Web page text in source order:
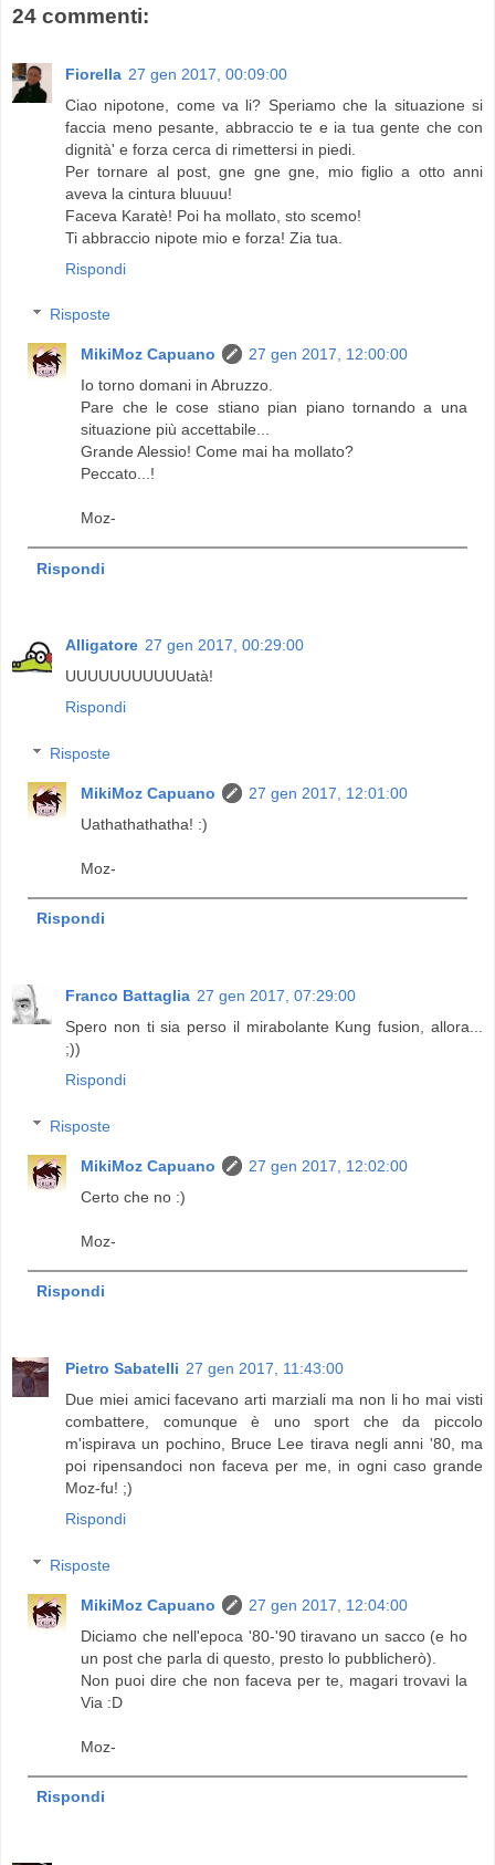
24 commenti:
Fiorella 27 gen 2017, 00:09:00
Ciao nipotone, come va li? Speriamo che la situazione si
faccia meno pesante, abbraccio te e ia tua gente che con
dignità' e forza cerca di rimettersi in piedi.
Per tornare al post, gne gne gne, mio figlio a otto anni
aveva la cintura bluuuu!
Faceva Karatè! Poi ha mollato, sto scemo!
Ti abbraccio nipote mio e forza! Zia tua.
Rispondi
Risposte
MikiMoz Capuano
27 gen 2017, 12:00:00
Io torno domani in Abruzzo.
Pare che le cose stiano pian piano tornando a una
situazione più accettabile...
Grande Alessio! Come mai ha mollato?
Peccato...!
Moz-
Rispondi
Alligatore 27 gen 2017, 00:29:00
UUUUUUUUUUUatà!
Rispondi
Risposte
MikiMoz Capuano
27 gen 2017, 12:01:00
Uathathathatha! :)
Moz-
Rispondi
Franco Battaglia 27 gen 2017, 07:29:00
Spero non ti sia perso il mirabolante Kung fusion, allora...
;))
Rispondi
Risposte
MikiMoz Capuano
27 gen 2017, 12:02:00
Certo che no :)
Moz-
Rispondi
Pietro Sabatelli 27 gen 2017, 11:43:00
Due miei amici facevano arti marziali ma non li ho mai visti
combattere, comunque è uno sport che da piccolo
m'ispirava un pochino, Bruce Lee tirava negli anni '80, ma
poi ripensandoci non faceva per me, in ogni caso grande
Moz-fu! ;)
Rispondi
Risposte
MikiMoz Capuano
27 gen 2017, 12:04:00
Diciamo che nell'epoca '80-'90 tiravano un sacco (e ho
un post che parla di questo, presto lo pubblicherò).
Non puoi dire che non faceva per te, magari trovavi la
Via :D
Moz-
Rispondi